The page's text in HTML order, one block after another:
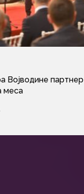
Војводине партнер
меса